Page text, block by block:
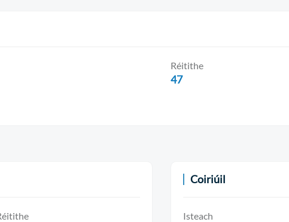
Réitithe
47
Coiriúil
Isteach